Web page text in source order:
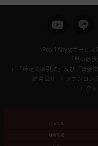
Pearl Abyssサービス
「黒い砂
「特定商取引法」及び「資金
運営会社
ファンコン
ク
ジャンル
課金形態